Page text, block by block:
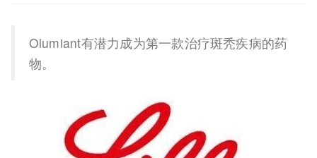
Olumiant有潜力成为第一款治疗斑秃疾病的药
物。